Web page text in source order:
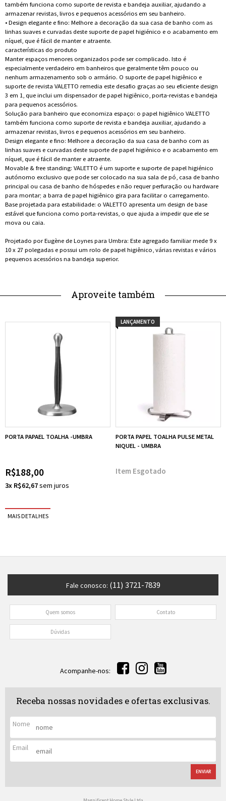
também funciona como suporte de revista e bandeja auxiliar, ajudando a
armazenar revistas, livros e pequenos acessórios em seu banheiro.
• Design elegante e fino: Melhore a decoração da sua casa de banho com as
linhas suaves e curvadas deste suporte de papel higiénico e o acabamento em
níquel, que é fácil de manter e atraente.
características do produto
Manter espaços menores organizados pode ser complicado. Isto é
especialmente verdadeiro em banheiros que geralmente têm pouco ou
nenhum armazenamento sob o armário. O suporte de papel higiênico e
suporte de revista VALETTO remedia este desafio graças ao seu eficiente design
3 em 1, que inclui um dispensador de papel higiênico, porta-revistas e bandeja
para pequenos acessórios.
Solução para banheiro que economiza espaço: o papel higiênico VALETTO
também funciona como suporte de revista e bandeja auxiliar, ajudando a
armazenar revistas, livros e pequenos acessórios em seu banheiro.
Design elegante e fino: Melhore a decoração da sua casa de banho com as
linhas suaves e curvadas deste suporte de papel higiénico e o acabamento em
níquel, que é fácil de manter e atraente.
Movable & free standing: VALETTO é um suporte e suporte de papel higiénico
autónomo exclusivo que pode ser colocado na sua sala de pó, casa de banho
principal ou casa de banho de hóspedes e não requer perfuração ou hardware
para montar; a barra de papel higiênico gira para facilitar o carregamento.
Base projetada para estabilidade: o VALETTO apresenta um design de base
estável que funciona como porta-revistas, o que ajuda a impedir que ele se
mova ou caia.
Projetado por Eugène de Loynes para Umbra: Este agregado familiar mede 9 x
10 x 27 polegadas e possui um rolo de papel higiênico, várias revistas e vários
pequenos acessórios na bandeja superior.
Aproveite também
PORTA PAPAEL TOALHA -UMBRA
R$188,00
3x R$62,67
LANÇAMENTO
PORTA PAPEL TOALHA PULSE METAL
NIQUEL - UMBRA
Esgotado
Fale conosco: (11) 3721-7839
Quem somos Contato
Dúvidas
Acompanhe-nos:
Receba nossas novidades e ofertas exclusivas.
Nome
Email
ENVIAR